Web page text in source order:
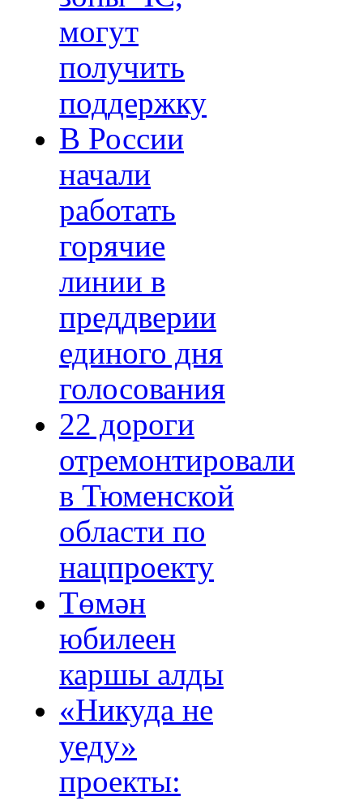
могут
получить
поддержку
В России
начали
работать
горячие
линии в
преддверии
единого дня
голосования
22 дороги
отремонтировали
в Тюменской
области по
нацпроекту
Төмән
юбилеен
каршы алды
«Никуда не
уеду»
проекты: